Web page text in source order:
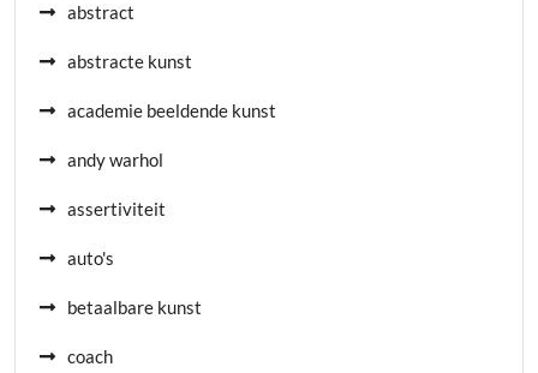
abstract
abstracte kunst
academie beeldende kunst
andy warhol
assertiviteit
auto's
betaalbare kunst
coach